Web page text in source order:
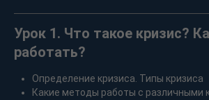
Урок 1. Что такое кризис?
работать?
Определение кризиса. Типы кризиса
Какие методы работы c различными